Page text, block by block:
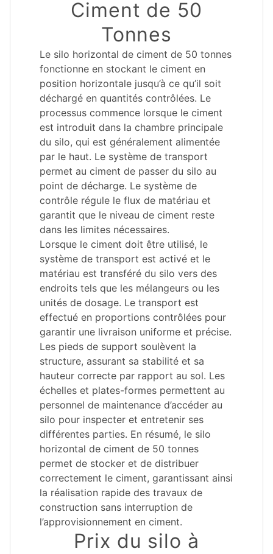
Ciment de 50
Tonnes
Le silo horizontal de ciment de 50 tonnes
fonctionne en stockant le ciment en
position horizontale jusqu’à ce qu’il soit
déchargé en quantités contrôlées. Le
processus commence lorsque le ciment
est introduit dans la chambre principale
du silo, qui est généralement alimentée
par le haut. Le système de transport
permet au ciment de passer du silo au
point de décharge. Le système de
contrôle régule le flux de matériau et
garantit que le niveau de ciment reste
dans les limites nécessaires.
Lorsque le ciment doit être utilisé, le
système de transport est activé et le
matériau est transféré du silo vers des
endroits tels que les mélangeurs ou les
unités de dosage. Le transport est
effectué en proportions contrôlées pour
garantir une livraison uniforme et précise.
Les pieds de support soulèvent la
structure, assurant sa stabilité et sa
hauteur correcte par rapport au sol. Les
échelles et plates-formes permettent au
personnel de maintenance d’accéder au
silo pour inspecter et entretenir ses
différentes parties. En résumé, le silo
horizontal de ciment de 50 tonnes
permet de stocker et de distribuer
correctement le ciment, garantissant ainsi
la réalisation rapide des travaux de
construction sans interruption de
l’approvisionnement en ciment.
Prix du silo à